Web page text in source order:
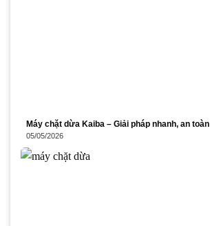
Máy chặt dừa Kaiba – Giải pháp nhanh, an toàn
05/05/2026